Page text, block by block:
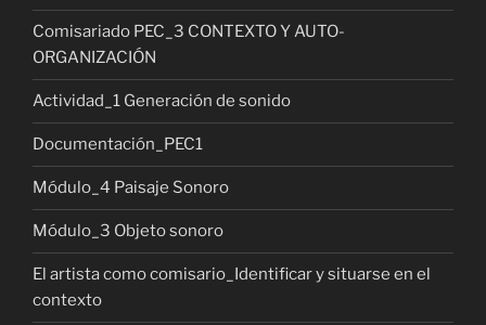
Comisariado PEC_3 CONTEXTO Y AUTO-
ORGANIZACIÓN
Actividad_1 Generación de sonido
Documentación_PEC1
Módulo_4 Paisaje Sonoro
Módulo_3 Objeto sonoro
El artista como comisario_Identificar y situarse en el
contexto